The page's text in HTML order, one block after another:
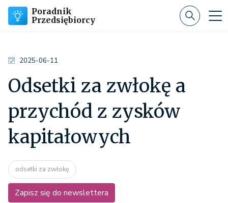
Poradnik
Przedsiębiorcy
2025-06-11
Odsetki za zwłokę a
przychód z zysków
kapitałowych
odsetki za zwłokę
Zapisz się do newslettera